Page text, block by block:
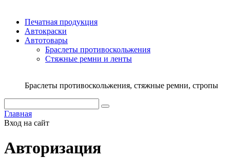
Печатная продукция
Автокраски
Автотовары
Браслеты противоскольжения
Стяжныe ремни и ленты
Браслеты противоскольжения, стяжные ремни, стропы
Главная
Вход на сайт
Авторизация